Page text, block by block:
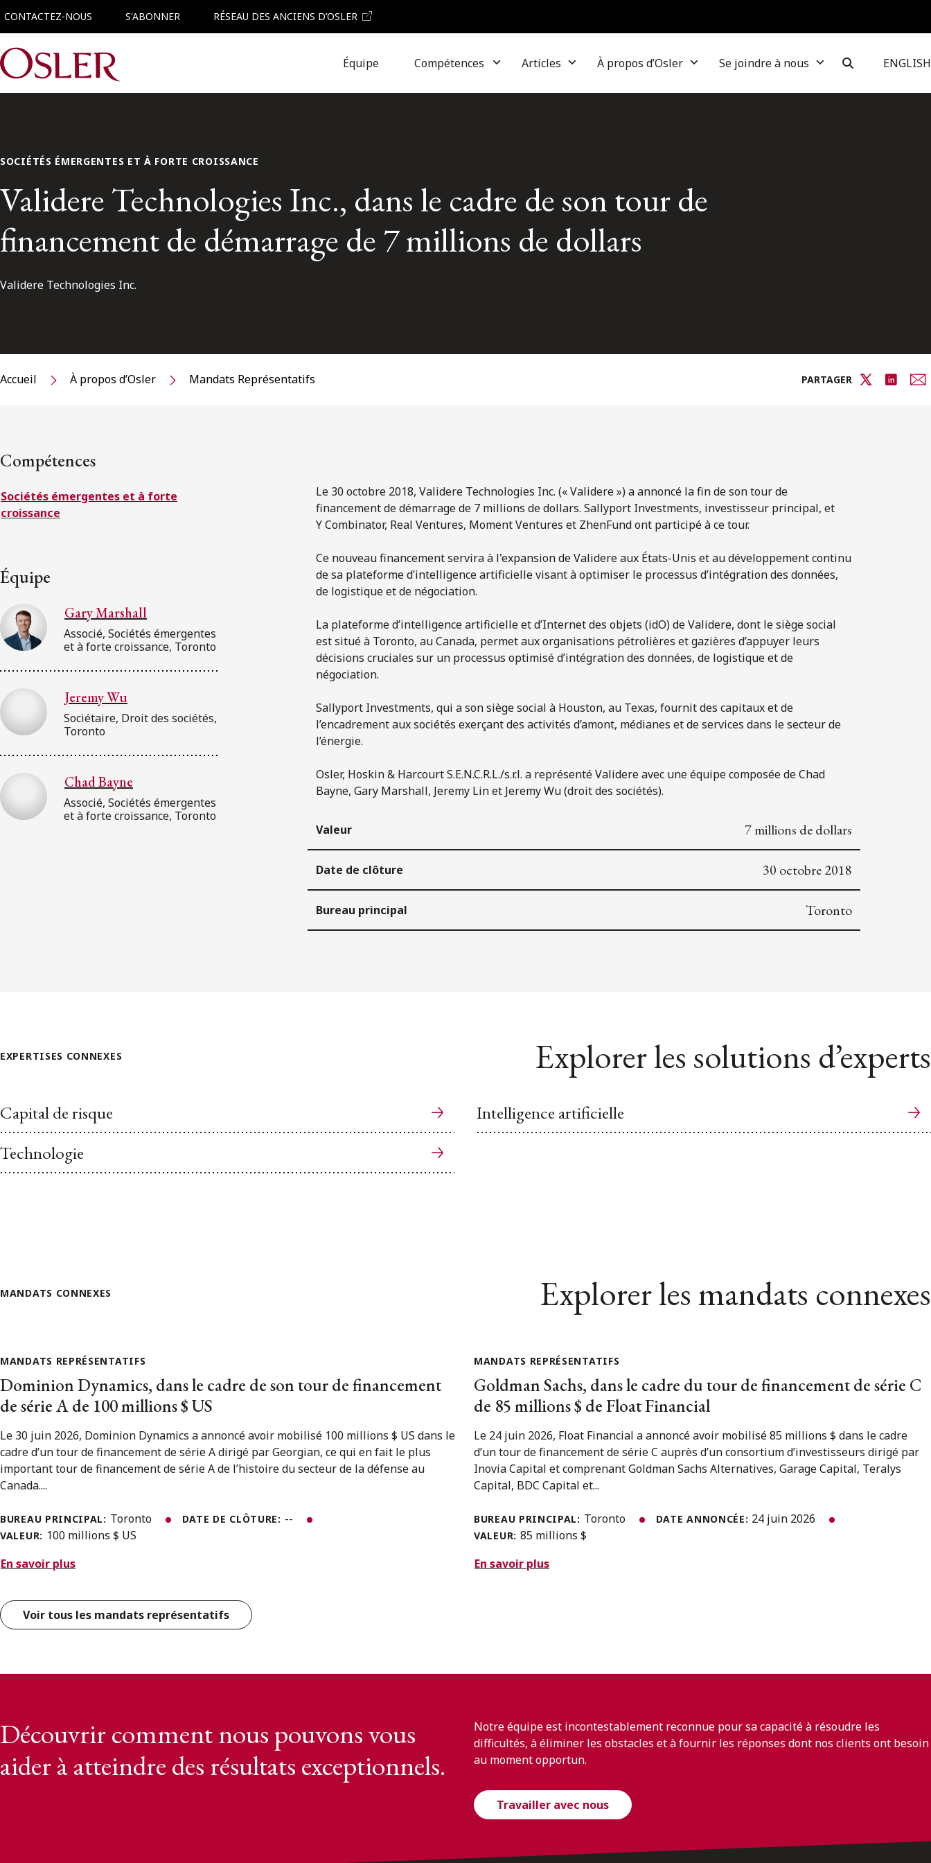
CONTACTEZ-NOUS S'ABONNER RÉSEAU DES ANCIENS D’OSLER
Main Navigation Équipe Compétences Articles À propos d’Osler Se joindre à nous ENGLISH
SOCIÉTÉS ÉMERGENTES ET À FORTE CROISSANCE
Validere Technologies Inc., dans le cadre de son tour de
financement de démarrage de 7 millions de dollars
Validere Technologies Inc.
Accueil À propos d’Osler Mandats Représentatifs PARTAGER
Compétences
Sociétés émergentes et à forte
croissance
Équipe
Gary Marshall
Associé, Sociétés émergentes
et à forte croissance, Toronto
Jeremy Wu
Sociétaire, Droit des sociétés,
Toronto
Chad Bayne
Associé, Sociétés émergentes
et à forte croissance, Toronto
Le 30 octobre 2018, Validere Technologies Inc. (« Validere ») a annoncé la fin de son tour de
financement de démarrage de 7 millions de dollars. Sallyport Investments, investisseur principal, et
Y Combinator, Real Ventures, Moment Ventures et ZhenFund ont participé à ce tour.
Ce nouveau financement servira à l'expansion de Validere aux États-Unis et au développement continu
de sa plateforme d’intelligence artificielle visant à optimiser le processus d’intégration des données,
de logistique et de négociation.
La plateforme d’intelligence artificielle et d’Internet des objets (idO) de Validere, dont le siège social
est situé à Toronto, au Canada, permet aux organisations pétrolières et gazières d’appuyer leurs
décisions cruciales sur un processus optimisé d’intégration des données, de logistique et de
négociation.
Sallyport Investments, qui a son siège social à Houston, au Texas, fournit des capitaux et de
l’encadrement aux sociétés exerçant des activités d’amont, médianes et de services dans le secteur de
l’énergie.
Osler, Hoskin & Harcourt S.E.N.C.R.L./s.r.l. a représenté Validere avec une équipe composée de Chad
Bayne, Gary Marshall, Jeremy Lin et Jeremy Wu (droit des sociétés).
Valeur 7 millions de dollars
Date de clôture 30 octobre 2018
Bureau principal Toronto
EXPERTISES CONNEXES Explorer les solutions d’experts
Capital de risque
Intelligence artificielle
Technologie
MANDATS CONNEXES Explorer les mandats connexes
MANDATS REPRÉSENTATIFS
Dominion Dynamics, dans le cadre de son tour de financement
de série A de 100 millions $ US
Le 30 juin 2026, Dominion Dynamics a annoncé avoir mobilisé 100 millions $ US dans le
cadre d’un tour de financement de série A dirigé par Georgian, ce qui en fait le plus
important tour de financement de série A de l’histoire du secteur de la défense au
Canada....
BUREAU PRINCIPAL: Toronto DATE DE CLÔTURE: --
VALEUR: 100 millions $ US
En savoir plus
MANDATS REPRÉSENTATIFS
Goldman Sachs, dans le cadre du tour de financement de série C
de 85 millions $ de Float Financial
Le 24 juin 2026, Float Financial a annoncé avoir mobilisé 85 millions $ dans le cadre
d’un tour de financement de série C auprès d’un consortium d’investisseurs dirigé par
Inovia Capital et comprenant Goldman Sachs Alternatives, Garage Capital, Teralys
Capital, BDC Capital et...
BUREAU PRINCIPAL: Toronto DATE ANNONCÉE: 24 juin 2026
VALEUR: 85 millions $
En savoir plus
Voir tous les mandats représentatifs
Découvrir comment nous pouvons vous
aider à atteindre des résultats exceptionnels.
Notre équipe est incontestablement reconnue pour sa capacité à résoudre les
difficultés, à éliminer les obstacles et à fournir les réponses dont nos clients ont besoin
au moment opportun.
Travailler avec nous